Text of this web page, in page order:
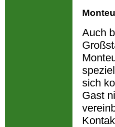
Auch
sich
Gast